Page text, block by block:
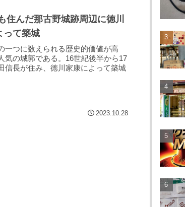
住んだ那古野城跡周辺に徳川
って築城
一つに数えられる歴史的価値が高
気の城郭である。16世紀後半から17
信長が住み、徳川家康によって築城
2023.10.28